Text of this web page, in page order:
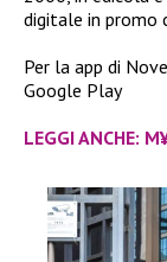
digitale in promo
Per la app di
Google Play
LEGGI ANCHE: